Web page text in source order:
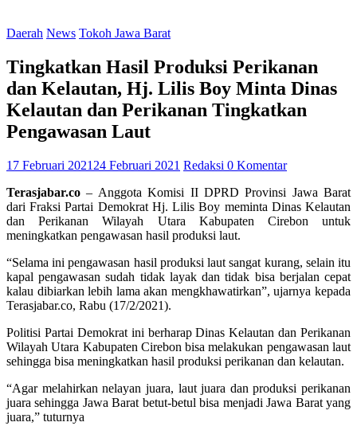
Daerah News Tokoh Jawa Barat
Tingkatkan Hasil Produksi Perikanan
dan Kelautan, Hj. Lilis Boy Minta Dinas
Kelautan dan Perikanan Tingkatkan
Pengawasan Laut
17 Februari 2021 24 Februari 2021 Redaksi 0 Komentar
Terasjabar.co – Anggota Komisi II DPRD Provinsi Jawa Barat
dari Fraksi Partai Demokrat Hj. Lilis Boy meminta Dinas Kelautan
dan Perikanan Wilayah Utara Kabupaten Cirebon untuk
meningkatkan pengawasan hasil produksi laut.
“Selama ini pengawasan hasil produksi laut sangat kurang, selain itu
kapal pengawasan sudah tidak layak dan tidak bisa berjalan cepat
kalau dibiarkan lebih lama akan mengkhawatirkan”, ujarnya kepada
Terasjabar.co, Rabu (17/2/2021).
Politisi Partai Demokrat ini berharap Dinas Kelautan dan Perikanan
Wilayah Utara Kabupaten Cirebon bisa melakukan pengawasan laut
sehingga bisa meningkatkan hasil produksi perikanan dan kelautan.
“Agar melahirkan nelayan juara, laut juara dan produksi perikanan
juara sehingga Jawa Barat betut-betul bisa menjadi Jawa Barat yang
juara,” tuturnya